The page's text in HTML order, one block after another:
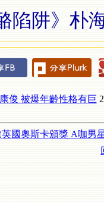
陷阱》朴
俊 被爆年齡性格有巨
(英國奧斯卡頒獎 A咖男